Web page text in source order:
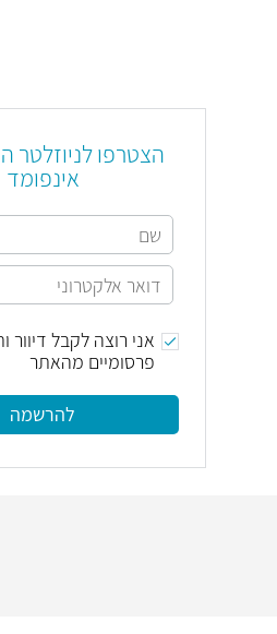
הצטרפו לניוזלטר
אינפומד
אני רוצה לקבל דיוור
פרסומיים מהאתר
להרשמה